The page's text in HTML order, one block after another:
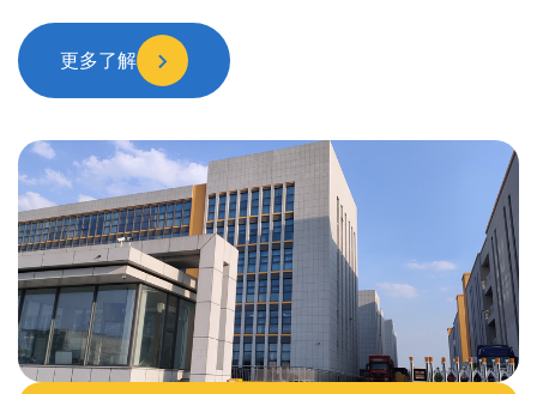
更多了解